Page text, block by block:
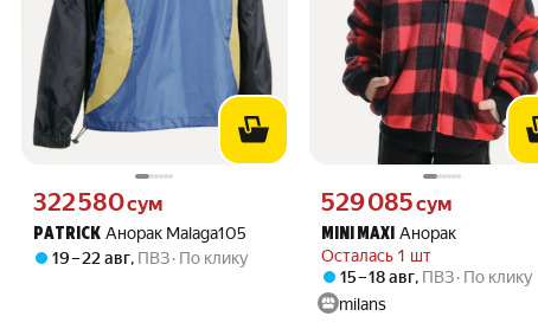
PATRICK Анорак Malaga105
Цена 322580 сум вместо
322 580сум
19 – 22 авг, ПВЗ По клику
MINI MAXI Анорак
Осталась 1 шт
Цена 529085 сум вместо
529 085сум
15 – 18 авг, ПВЗ По клику
milans